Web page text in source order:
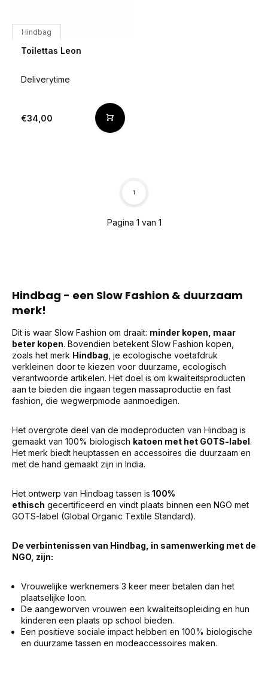
Hindbag
Toilettas Leon
Deliverytime
€34,00
Pagina 1 van 1
1
Hindbag - een Slow Fashion & duurzaam
merk!
Dit is waar Slow Fashion om draait: minder kopen, maar
beter kopen. Bovendien betekent Slow Fashion kopen,
zoals het merk Hindbag , je ecologische voetafdruk
verkleinen door te kiezen voor duurzame, ecologisch
verantwoorde artikelen. Het doel is om kwaliteitsproducten
aan te bieden die ingaan tegen massaproductie en fast
fashion, die wegwerpmode aanmoedigen.
Het overgrote deel van de modeproducten van Hindbag is
gemaakt van 100% biologisch katoen met het GOTS-label.
Het merk biedt heuptassen en accessoires die duurzaam en
met de hand gemaakt zijn in India.
Het ontwerp van Hindbag tassen is 100%
ethisch gecertificeerd en vindt plaats binnen een NGO met
GOTS-label (Global Organic Textile Standard).
De verbintenissen van Hindbag, in samenwerking met de
NGO, zijn:
Vrouwelijke werknemers 3 keer meer betalen dan het
plaatselijke loon.
De aangeworven vrouwen een kwaliteitsopleiding en hun
kinderen een plaats op school bieden.
Een positieve sociale impact hebben en 100% biologische
en duurzame tassen en modeaccessoires maken.